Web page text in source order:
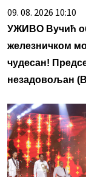
09. 08. 2026 10:10
УЖИВО Вучић
железничком
чудесан!
незадовољан